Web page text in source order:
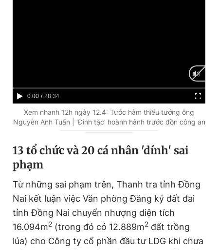
C
u
r
e
n
t
T
i
m
0:00 / D
u
r
t
o
n
28:34
Xem nhanh 12h ngày 12.4: Tước hàm thiếu tướng ông
Nguyễn Anh Tuấn | ‘Đinh tặc’ hoành hành trước đồn công an
13 tổ chức và 20 cá nhân 'dính' sai
phạm
Từ những sai phạm trên, Thanh tra tỉnh Đồng
Nai kết luận việc Văn phòng Đăng ký đất đai
tỉnh Đồng Nai chuyển nhượng diện tích
16.094m2 (trong đó có 12.889m2 đất trồng
lúa) cho Công ty cổ phần đầu tư LDG khi chưa